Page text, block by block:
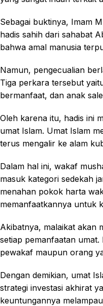
Sebagai buktinya, Imam
hadis sahih dari sahabat
bahwa amal manusia
Namun, pengecualian
Tiga perkara tersebut
bermanfaat, dan anak
Oleh karena itu, hadis ini
umat Islam. Umat Islam
terus mengalir ke alam
Dalam hal ini, wakaf
masuk kategori sedekah
menahan pokok harta
memanfaatkannya untuk
Akibatnya, malaikat akan
setiap pemanfaatan
pewakaf maupun orang
Dengan demikian, umat
strategi investasi akhirat
keuntungannya